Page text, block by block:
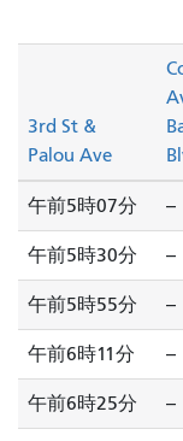
3rd St &
Palou Ave
午前5時07分 --
午前5時30分 --
午前5時55分 --
午前6時11分 --
午前6時25分 --